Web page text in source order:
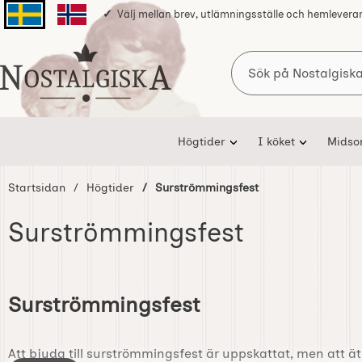
Svenska sidanNorska sidan
Välj mellan brev, utlämningsställe och
Startsidan för Nostalgiska
Sök
Högtider I köket
Startsidan Högtider Surströmmingsfest
Surströmmingsfest
till
produkter
Surströmmingsfest
Att bjuda till surströmmingsfest är uppskattat, men att